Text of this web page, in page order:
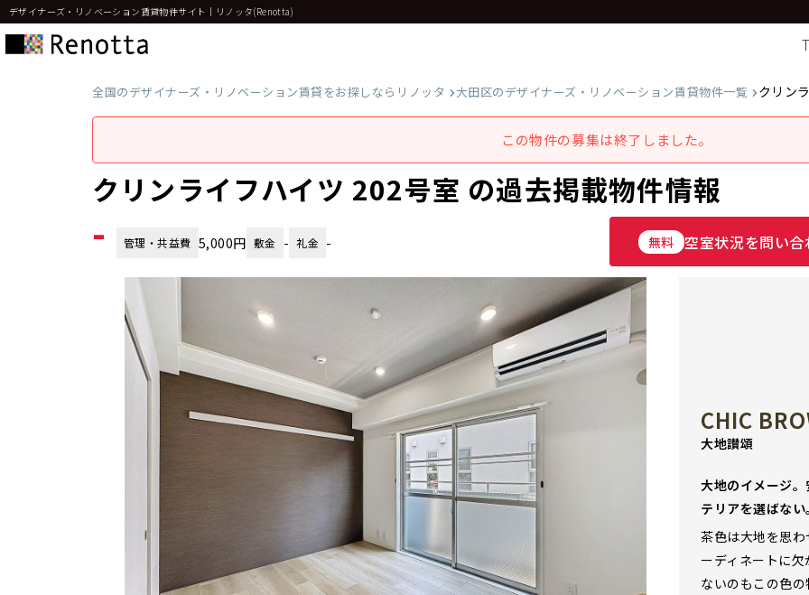
デザイナーズ・リノベーション賃貸物件サイト｜リノッタ(Renotta)
全国のデザイナーズ・リノベーション賃貸をお探しならリノッタ 大田区のデザイナーズ・リノベーション賃貸物件一覧 クリン
この物件の募集は終了しました。
クリンライフハイツ 202号室 の過去掲載物件情報
- 管理・共益費 5,000円 敷金 - 礼金 - 無料 空室状況を問い合
CHIC
大地讃頌
大地のイメージ
テリアを選ばない
茶色は大地を思
ーディネートに
ないのもこの色